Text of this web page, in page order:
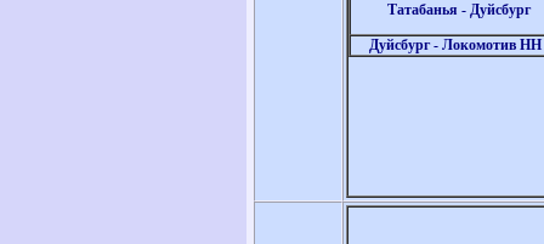
Татабанья - Дуйсбург
Дуйсбург - Локомотив НН